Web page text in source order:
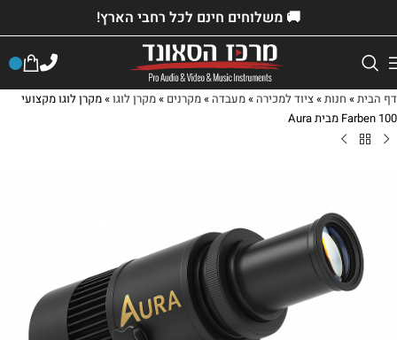
🚚 משלוחים חינם לכל רחבי הארץ!
דף הבית» חנות»ציוד למכירה »מעבדה »מקרנים »מקרן לוגו»מקרן לוגו מקצועי
Farben 100 מבית Aura